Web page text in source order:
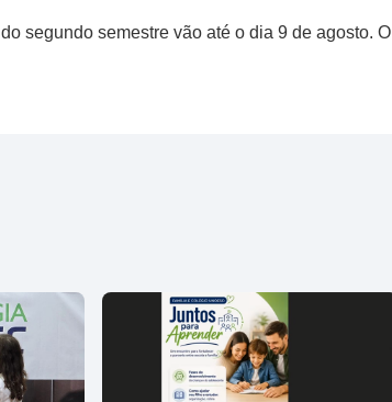
segundo semestre vão até o dia 9 de agosto. O